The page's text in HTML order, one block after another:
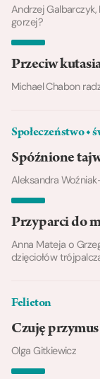
Andrzej
gorzej?
Przeciw
Michael Chabon
Społeczeństwo ◆
Spóźnione
Aleksandra
Przyparci do
Anna Mateja o
dzięciołów
Felieton
Czuję
Olga Gitkiewicz